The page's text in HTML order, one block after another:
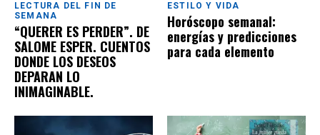
LECTURA DEL FIN DE
SEMANA
“QUERER ES PERDER”. DE
SALOME ESPER. CUENTOS
DONDE LOS DESEOS
DEPARAN LO
INIMAGINABLE.
ESTILO Y VIDA
Horóscopo semanal:
energías y predicciones
para cada elemento